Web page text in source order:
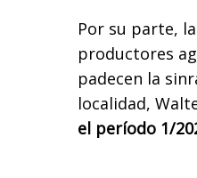
Por su parte,
productores
padecen la
localidad,
el período 1/